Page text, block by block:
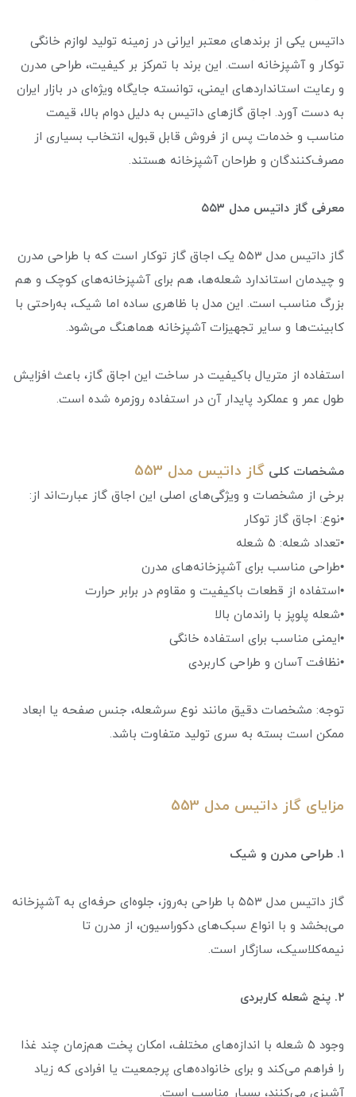
داتیس یکی از برندهای معتبر ایرانی در زمینه تولید لوازم خانگی
توکار و آشپزخانه است. این برند با تمرکز بر کیفیت، طراحی مدرن
و رعایت استانداردهای ایمنی، توانسته جایگاه ویژه‌ای در بازار ایران
به دست آورد. اجاق گازهای داتیس به دلیل دوام بالا، قیمت
مناسب و خدمات پس از فروش قابل قبول، انتخاب بسیاری از
مصرف‌کنندگان و طراحان آشپزخانه هستند.
معرفی گاز داتیس مدل ۵۵۳
گاز داتیس مدل ۵۵۳ یک اجاق گاز توکار است که با طراحی مدرن
و چیدمان استاندارد شعله‌ها، هم برای آشپزخانه‌های کوچک و هم
بزرگ مناسب است. این مدل با ظاهری ساده اما شیک، به‌راحتی با
کابینت‌ها و سایر تجهیزات آشپزخانه هماهنگ می‌شود.
استفاده از متریال باکیفیت در ساخت این اجاق گاز، باعث افزایش
طول عمر و عملکرد پایدار آن در استفاده روزمره شده است.
مشخصات کلی گاز داتیس مدل 553
برخی از مشخصات و ویژگی‌های اصلی این اجاق گاز عبارت‌اند از:
•نوع: اجاق گاز توکار
•تعداد شعله: ۵ شعله
•طراحی مناسب برای آشپزخانه‌های مدرن
•استفاده از قطعات باکیفیت و مقاوم در برابر حرارت
•شعله پلوپز با راندمان بالا
•ایمنی مناسب برای استفاده خانگی
•نظافت آسان و طراحی کاربردی
توجه: مشخصات دقیق مانند نوع سرشعله، جنس صفحه یا ابعاد
ممکن است بسته به سری تولید متفاوت باشد.
مزایای گاز داتیس مدل 553
۱. طراحی مدرن و شیک
گاز داتیس مدل ۵۵۳ با طراحی به‌روز، جلوه‌ای حرفه‌ای به آشپزخانه
می‌بخشد و با انواع سبک‌های دکوراسیون، از مدرن تا
نیمه‌کلاسیک، سازگار است.
۲. پنج شعله کاربردی
وجود ۵ شعله با اندازه‌های مختلف، امکان پخت هم‌زمان چند غذا
را فراهم می‌کند و برای خانواده‌های پرجمعیت یا افرادی که زیاد
آشپزی می‌کنند، بسیار مناسب است.